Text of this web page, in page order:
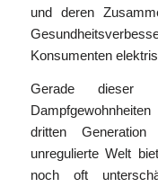
und deren
Konsumenten
Gerade dieser
dritten
unregulierte Welt
noch oft